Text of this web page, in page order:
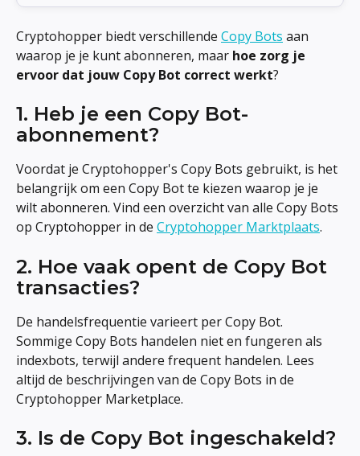
Cryptohopper biedt verschillende Copy Bots aan
waarop je je kunt abonneren, maar hoe zorg je
ervoor dat jouw Copy Bot correct werkt?
1. Heb je een Copy Bot-
abonnement?
Voordat je Cryptohopper's Copy Bots gebruikt, is het
belangrijk om een Copy Bot te kiezen waarop je je
wilt abonneren. Vind een overzicht van alle Copy Bots
op Cryptohopper in de Cryptohopper Marktplaats.
2. Hoe vaak opent de Copy Bot
transacties?
De handelsfrequentie varieert per Copy Bot.
Sommige Copy Bots handelen niet en fungeren als
indexbots, terwijl andere frequent handelen. Lees
altijd de beschrijvingen van de Copy Bots in de
Cryptohopper Marketplace.
3. Is de Copy Bot ingeschakeld?